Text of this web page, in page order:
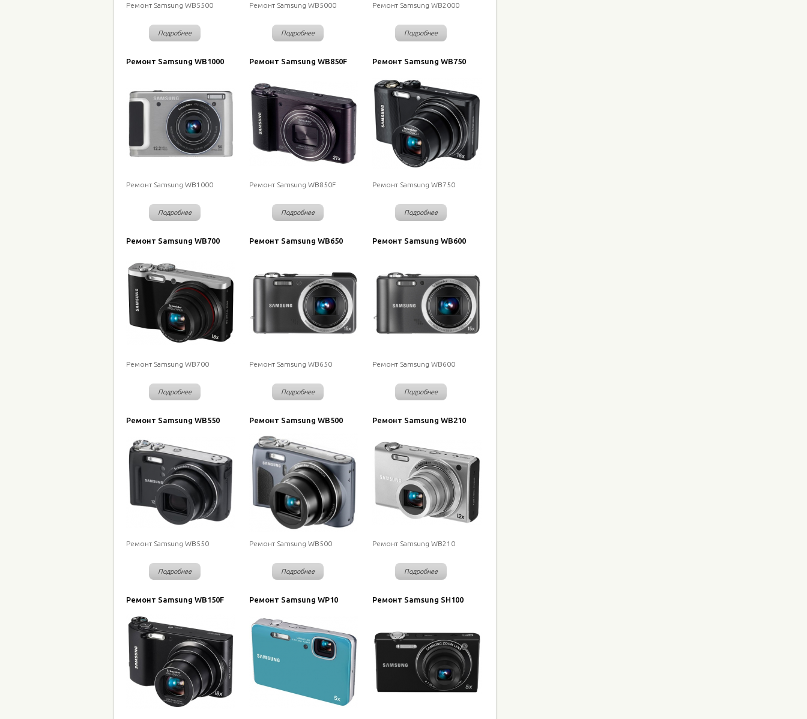
Ремонт Samsung WB5500
Подробнее
Ремонт Samsung WB5000
Подробнее
Ремонт Samsung WB2000
Подробнее
Ремонт Samsung WB1000
Ремонт Samsung WB1000
Подробнее
Ремонт Samsung WB850F
Ремонт Samsung WB850F
Подробнее
Ремонт Samsung WB750
Ремонт Samsung WB750
Подробнее
Ремонт Samsung WB700
Ремонт Samsung WB700
Подробнее
Ремонт Samsung WB650
Ремонт Samsung WB650
Подробнее
Ремонт Samsung WB600
Ремонт Samsung WB600
Подробнее
Ремонт Samsung WB550
Ремонт Samsung WB550
Подробнее
Ремонт Samsung WB500
Ремонт Samsung WB500
Подробнее
Ремонт Samsung WB210
Ремонт Samsung WB210
Подробнее
Ремонт Samsung WB150F Ремонт Samsung WP10 Ремонт Samsung SH100